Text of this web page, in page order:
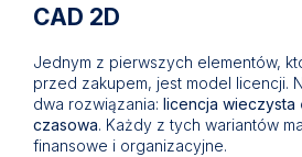
CAD 2D
Jednym z pierwszych elementów,
przed zakupem, jest model licencji.
dwa rozwiązania: licencja wieczysta
czasowa. Każdy z tych wariantów
finansowe i organizacyjne.